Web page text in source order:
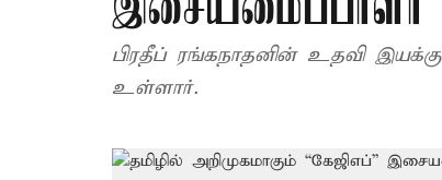
பிரதீப் ரங்கநாதனின் உதவி
உள்ளார்.